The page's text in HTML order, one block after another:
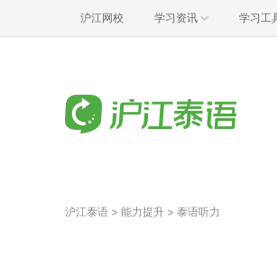
沪江网校 学习资讯 学习工
沪江泰语 > 能力提升 > 泰语听力